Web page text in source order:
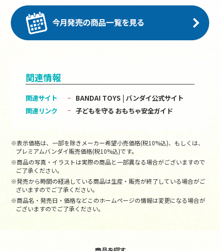
関連情報
関連サイト
BANDAI TOYS | バンダイ公式サイト
関連リンク
子どもを守る おもちゃ安全ガイド
※表示価格は、一部を除きメーカー希望小売価格(税10%込)、もしくは、
プレミアムバンダイ販売価格(税10%込)です。
※商品の写真・イラストは実際の商品と一部異なる場合がございますので
ご了承ください。
※発売から時間の経過している商品は生産・販売が終了している場合がご
ざいますのでご了承ください。
※商品名・発売日・価格などこのホームページの情報は変更になる場合が
ございますのでご了承ください。